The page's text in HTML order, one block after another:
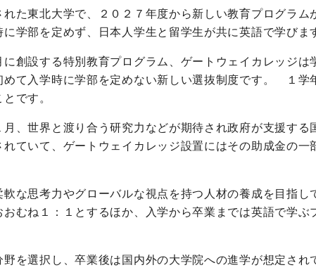
た東北大学で、２０２７年度から新しい教育プログラム
学部を定めず、日本人学生と留学生が共に英語で学びま
創設する特別教育プログラム、ゲートウェイカレッジは
めて入学時に学部を定めない新しい選抜制度です。 １学
です。
、世界と渡り合う研究力などが期待され政府が支援する
ていて、ゲートウェイカレッジ設置にはその助成金の一
な思考力やグローバルな視点を持つ人材の養成を目指し
むね１：１とするほか、入学から卒業までは英語で学ぶ
を選択し、卒業後は国内外の大学院への進学が想定され